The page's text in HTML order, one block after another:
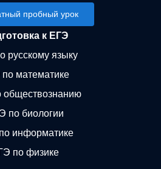
пробный урок
к ЕГЭ
русскому языку
математике
обществознанию
по биологии
информатике
по физике